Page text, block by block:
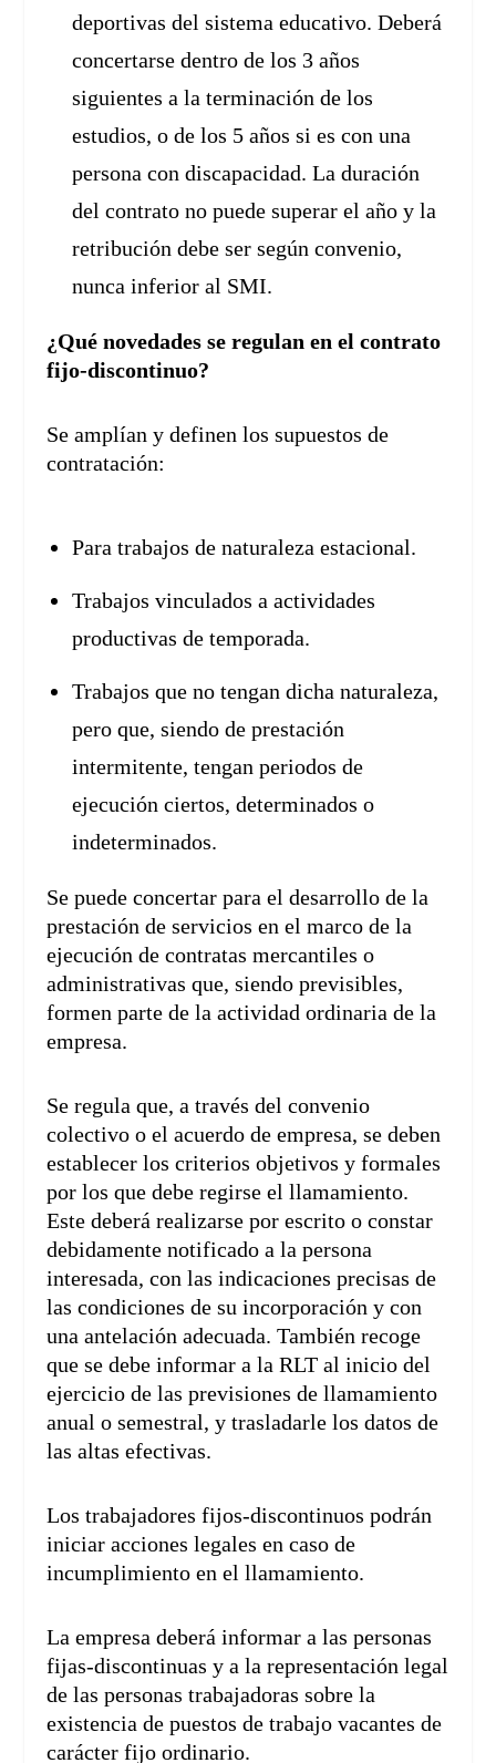
deportivas del sistema educativo. Deberá
concertarse dentro de los 3 años
siguientes a la terminación de los
estudios, o de los 5 años si es con una
persona con discapacidad. La duración
del contrato no puede superar el año y la
retribución debe ser según convenio,
nunca inferior al SMI.
¿Qué novedades se regulan en el contrato
fijo-discontinuo?
Se amplían y definen los supuestos de
contratación:
Para trabajos de naturaleza estacional.
Trabajos vinculados a actividades
productivas de temporada.
Trabajos que no tengan dicha naturaleza,
pero que, siendo de prestación
intermitente, tengan periodos de
ejecución ciertos, determinados o
indeterminados.
Se puede concertar para el desarrollo de la
prestación de servicios en el marco de la
ejecución de contratas mercantiles o
administrativas que, siendo previsibles,
formen parte de la actividad ordinaria de la
empresa.
Se regula que, a través del convenio
colectivo o el acuerdo de empresa, se deben
establecer los criterios objetivos y formales
por los que debe regirse el llamamiento.
Este deberá realizarse por escrito o constar
debidamente notificado a la persona
interesada, con las indicaciones precisas de
las condiciones de su incorporación y con
una antelación adecuada. También recoge
que se debe informar a la RLT al inicio del
ejercicio de las previsiones de llamamiento
anual o semestral, y trasladarle los datos de
las altas efectivas.
Los trabajadores fijos-discontinuos podrán
iniciar acciones legales en caso de
incumplimiento en el llamamiento.
La empresa deberá informar a las personas
fijas-discontinuas y a la representación legal
de las personas trabajadoras sobre la
existencia de puestos de trabajo vacantes de
carácter fijo ordinario.